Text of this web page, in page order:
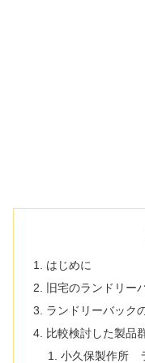
はじめに
旧宅のランドリー
ランドリーバック
比較検討した製品
小久保製作所